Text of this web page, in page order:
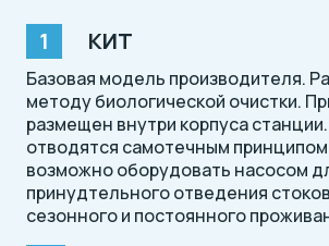
КИТ
Базовая модель производителя.
методу биологической очистки.
размещен внутри корпуса
отводятся самотечным
возможно оборудовать насосом
принудтельного отведения
сезонного и постоянного